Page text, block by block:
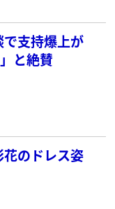
支持爆上が
と絶賛
のドレス姿